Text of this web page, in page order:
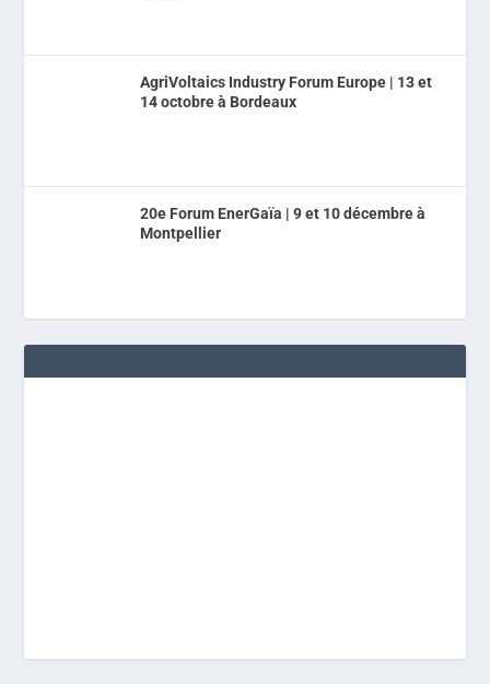
AgriVoltaics Industry Forum Europe | 13 et
14 octobre à Bordeaux
20e Forum EnerGaïa | 9 et 10 décembre à
Montpellier